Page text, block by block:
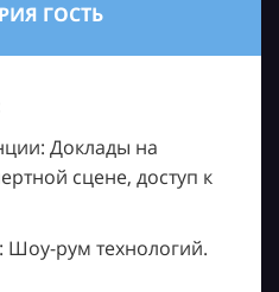
ГОСТЬ
Доклады на
сцене, доступ к
Шоу-рум технологий.